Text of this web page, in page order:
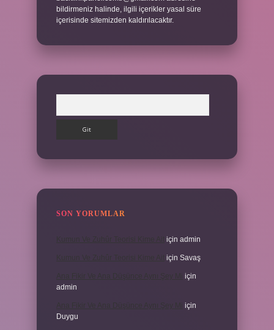
bildirmeniz halinde, ilgili içerikler yasal süre
içerisinde sitemizden kaldırılacaktır.
SON YORUMLAR
için admin
için Savaş
için
admin
için
Duygu